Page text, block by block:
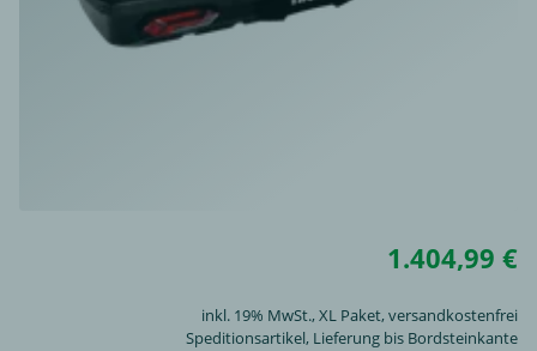
1.404,99 €
inkl. 19% MwSt.,XL Paket, versandkostenfrei
Speditionsartikel, Lieferung bis Bordsteinkante